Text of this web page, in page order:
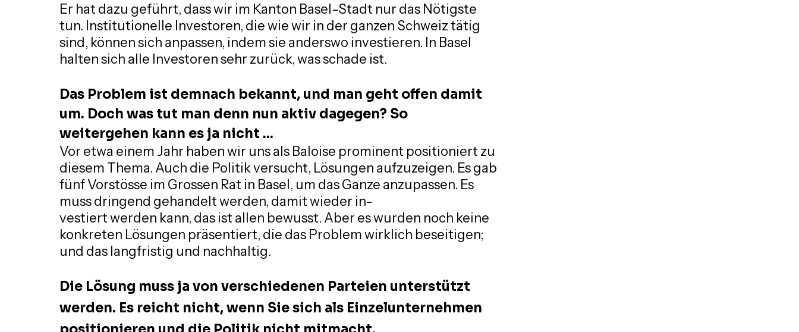
Er hat dazu geführt, dass wir im Kanton Basel-Stadt nur das Nötigste
tun. Institutionelle Investoren, die wie wir in der ganzen Schweiz tätig
sind, können sich anpassen, indem sie anderswo investieren. In Basel
halten sich alle Investoren sehr zurück, was schade ist.
Das Problem ist demnach bekannt, und man geht offen damit
um. Doch was tut man denn nun aktiv dagegen? So
weitergehen kann es ja nicht ...
Vor etwa einem Jahr haben wir uns als Baloise prominent positioniert zu
diesem Thema. Auch die Politik versucht, Lösungen aufzuzeigen. Es gab
fünf Vorstösse im Grossen Rat in Basel, um das Ganze anzupassen. Es
muss dringend gehandelt werden, damit wieder in-
vestiert werden kann, das ist allen bewusst. Aber es wurden noch keine
konkreten Lösungen präsentiert, die das Problem wirklich beseitigen;
und das langfristig und nachhaltig.
Die Lösung muss ja von verschiedenen Parteien unterstützt
werden. Es reicht nicht, wenn Sie sich als Einzelunternehmen